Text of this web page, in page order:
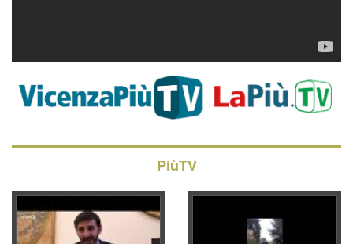
PiùTV